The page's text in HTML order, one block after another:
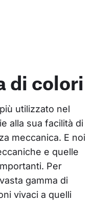
di colori
utilizzato nel
alla sua facilità di
meccanica. E noi
e quelle
Per
gamma di
vivaci a quelli